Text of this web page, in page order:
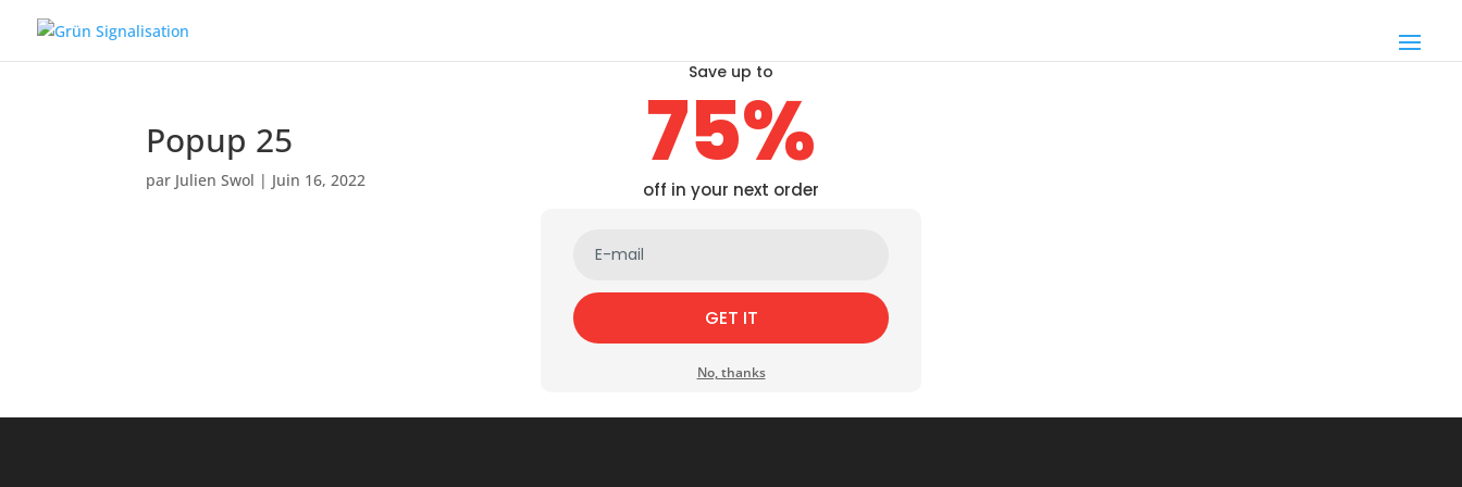
Popup 25
par Julien Swol | Juin 16, 2022
Save up to
75%
off in your next order
GET IT
No, thanks